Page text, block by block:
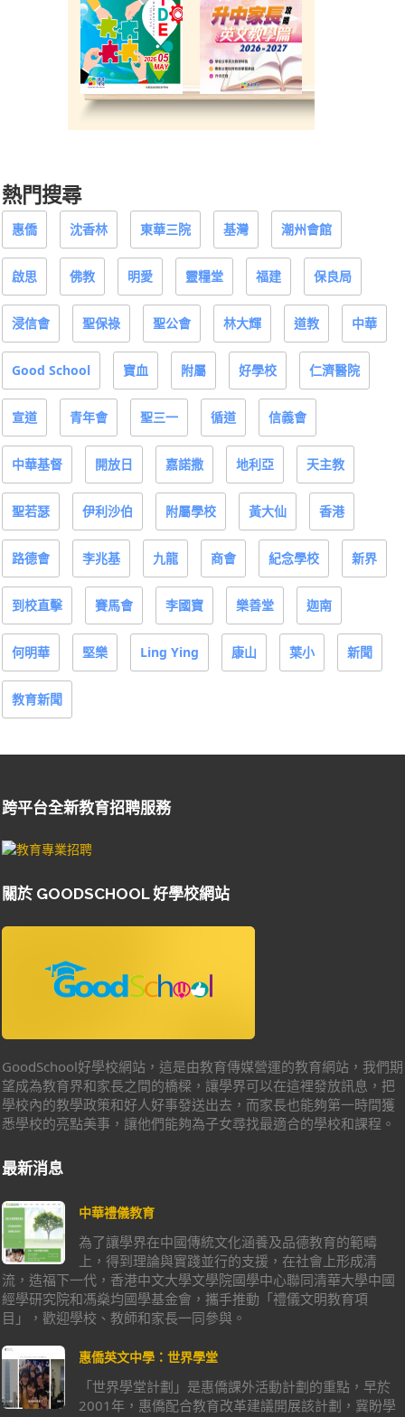
熱門搜尋
惠僑 沈香林 東華三院 基灣 潮州會館
啟思 佛教 明愛 靈糧堂 福建 保良局
浸信會 聖保祿 聖公會 林大輝 道教 中華
Good School 寶血 附屬 好學校 仁濟醫院
宣道 青年會 聖三一 循道 信義會
中華基督 開放日 嘉諾撒 地利亞 天主教
聖若瑟 伊利沙伯 附屬學校 黃大仙 香港
路德會 李兆基 九龍 商會 紀念學校 新界
到校直擊 賽馬會 李國寶 樂善堂 迦南
何明華 堅樂 Ling Ying 康山 葉小 新聞
教育新聞
跨平台全新教育招聘服務
關於 GOODSCHOOL 好學校網站
GoodSchool好學校網站，這是由教育傳媒營運的教育網站，我們期
望成為教育界和家長之間的橋樑，讓學界可以在這裡發放訊息，把
學校內的教學政策和好人好事發送出去，而家長也能夠第一時間獲
悉學校的亮點美事，讓他們能夠為子女尋找最適合的學校和課程。
最新消息
中華禮儀教育
為了讓學界在中國傳統文化涵養及品德教育的範疇
上，得到理論與實踐並行的支援，在社會上形成清
流，造福下一代，香港中文大學文學院國學中心聯同清華大學中國
經學研究院和馮燊均國學基金會，攜手推動「禮儀文明教育項
目」，歡迎學校、教師和家長一同參與。
惠僑英文中學：世界學堂
「世界學堂計劃」是惠僑課外活動計劃的重點，早於
2001年，惠僑配合教育改革建議開展該計劃，冀盼學